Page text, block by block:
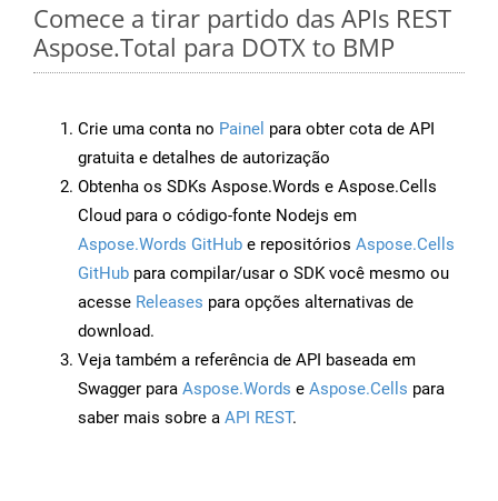
Comece a tirar partido das APIs REST
Aspose.Total para DOTX to BMP
Crie uma conta no Painel para obter cota de API
gratuita e detalhes de autorização
Obtenha os SDKs Aspose.Words e Aspose.Cells
Cloud para o código-fonte Nodejs em
Aspose.Words GitHub e repositórios Aspose.Cells
GitHub para compilar/usar o SDK você mesmo ou
acesse Releases para opções alternativas de
download.
Veja também a referência de API baseada em
Swagger para Aspose.Words e Aspose.Cells para
saber mais sobre a API REST.